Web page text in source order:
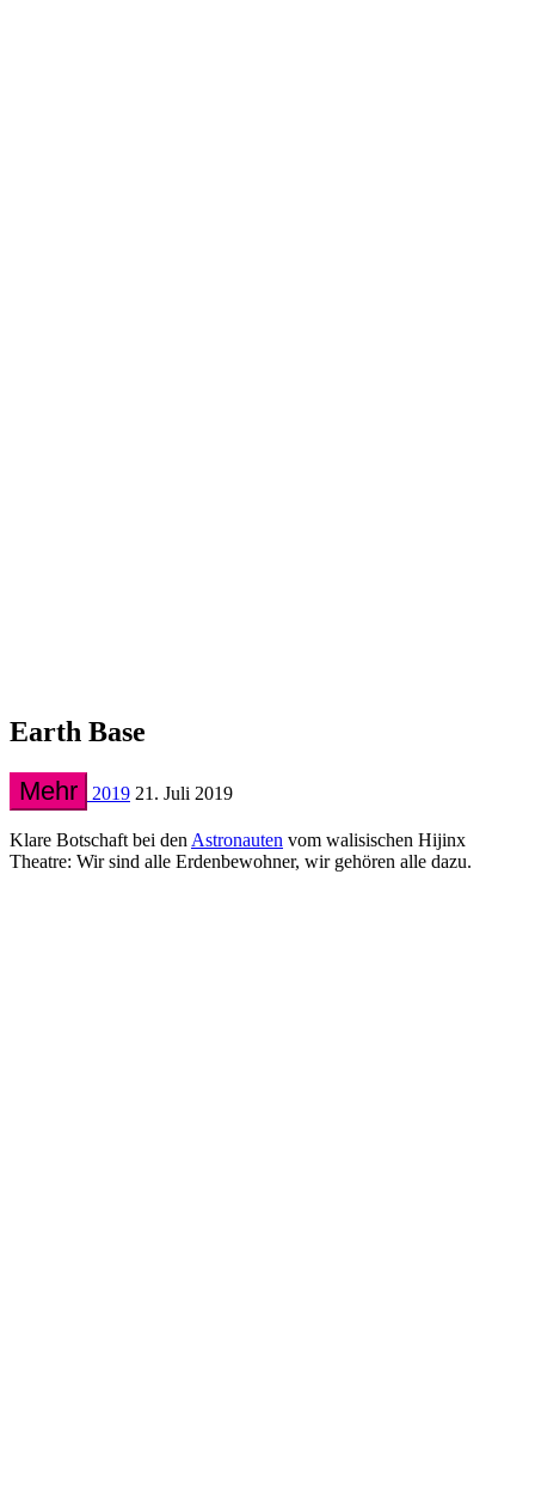
Earth Base
Mehr 2019 21. Juli 2019
Klare Botschaft bei den Astronauten vom walisischen Hijinx
Theatre: Wir sind alle Erdenbewohner, wir gehören alle dazu.